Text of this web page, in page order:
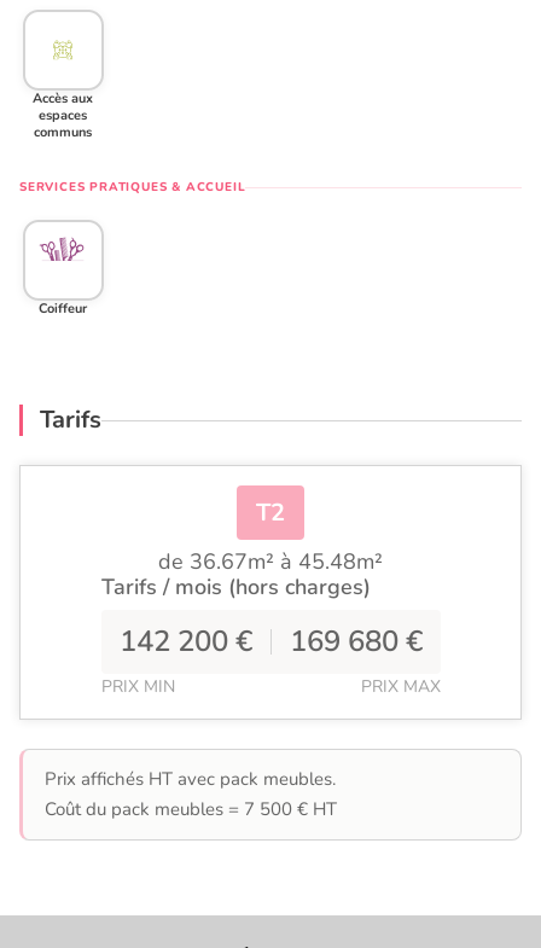
Accès aux
espaces
communs
SERVICES PRATIQUES & ACCUEIL
Coiffeur
Tarifs
T2
de 36.67m² à 45.48m²
Tarifs / mois (hors charges)
142 200 € 169 680 €
PRIX MIN PRIX MAX
Prix affichés HT avec pack meubles.
Coût du pack meubles = 7 500 € HT